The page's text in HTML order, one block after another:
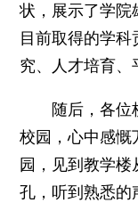
状，展示了学院
目前取得的学
究、人才培育、
随后，各位
校园，心中感慨
园，见到教学
孔，听到熟悉的